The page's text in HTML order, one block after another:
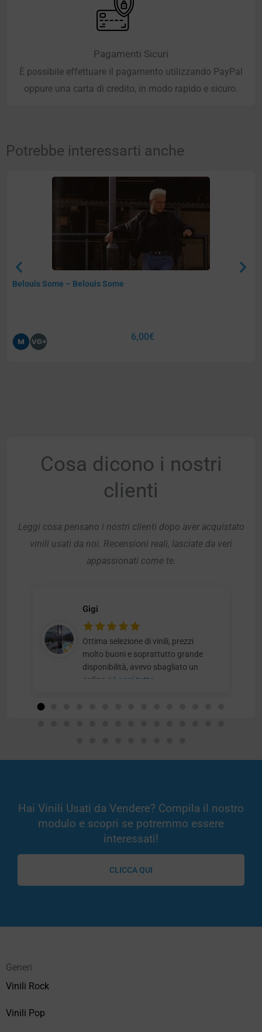
Pagamenti Sicuri
È possibile effettuare il pagamento utilizzando PayPal
oppure una carta di credito, in modo rapido e sicuro.
Potrebbe interessarti anche
Belouis Some – Belouis Some
6,00€
Cosa dicono i nostri
clienti
Leggi cosa pensano i nostri clienti dopo aver acquistato
vinili usati da noi. Recensioni reali, lasciate da veri
appassionati come te.
Gigi
Ottima selezione di vinili, prezzi
molto buoni e soprattutto grande
disponibilità, avevo sbagliato un
ordine e Leggi tutto
Hai Vinili Usati da Vendere? Compila il nostro
modulo e scopri se potremmo essere
interessati!
CLICCA QUI
Generi
Vinili Rock
Vinili Pop